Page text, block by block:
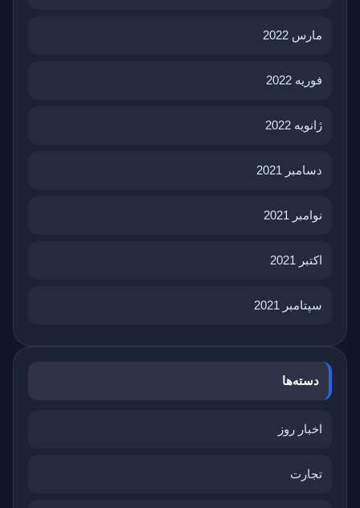
مارس 2022
فوریه 2022
ژانویه 2022
دسامبر 2021
نوامبر 2021
اکتبر 2021
سپتامبر 2021
دسته‌ها
اخبار روز
تجارت